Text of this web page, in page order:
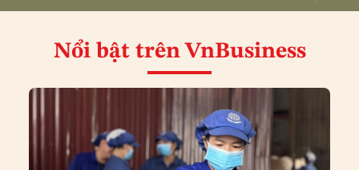
Nổi bật trên VnBusiness